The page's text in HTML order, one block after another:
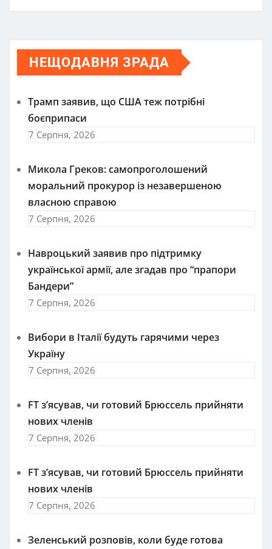
НЕЩОДАВНЯ ЗРАДА
Трамп заявив, що США теж потрібні
боєприпаси
7 Серпня, 2026
Микола Греков: самопроголошений
моральний прокурор із незавершеною
власною справою
7 Серпня, 2026
Навроцький заявив про підтримку
української армії, але згадав про “прапори
Бандери”
7 Серпня, 2026
Вибори в Італії будуть гарячими через
Україну
7 Серпня, 2026
FT зʼясував, чи готовий Брюссель прийняти
нових членів
7 Серпня, 2026
FT зʼясував, чи готовий Брюссель прийняти
нових членів
7 Серпня, 2026
Зеленський розповів, коли буде готова